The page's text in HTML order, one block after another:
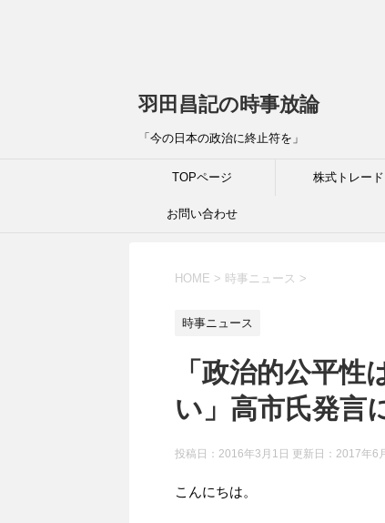
羽田昌記の時事放論
「今の日本の政治に終止符を」
TOPページ 株式トレード
お問い合わせ
HOME > 時事ニュース >
時事ニュース
「政治的公平
い」高市氏発言
投稿日：2016年3月1日 更新日： 2017年6
こんにちは。